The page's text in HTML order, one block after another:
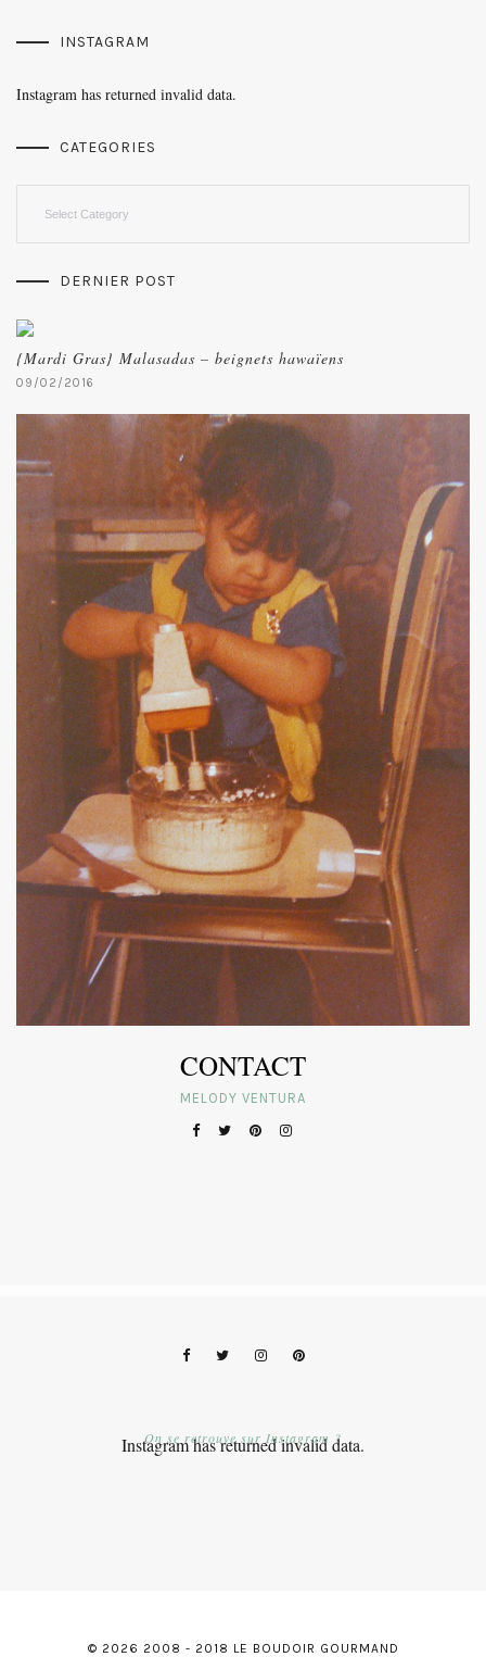
INSTAGRAM
Instagram has returned invalid data.
CATEGORIES
DERNIER POST
{Mardi Gras} Malasadas – beignets hawaïens
09/02/2016
CONTACT
MELODY VENTURA
Instagram has returned invalid data.
On se retrouve sur Instagram ?
© 2026 2008 - 2018 LE BOUDOIR GOURMAND